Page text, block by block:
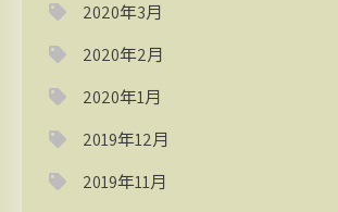
2020年3月
2020年2月
2020年1月
2019年12月
2019年11月